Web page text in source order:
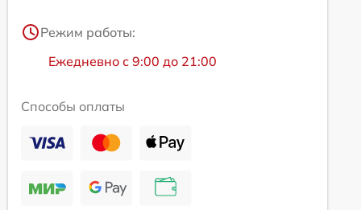
Режим работы:
Ежедневно с 9:00 до 21:00
Способы оплаты